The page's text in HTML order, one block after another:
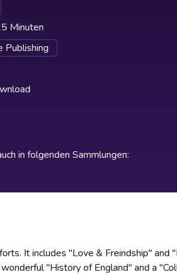
Minuten
Publishing
in folgenden Sammlungen:
It includes "Love & Freindship"
"History of England" and a